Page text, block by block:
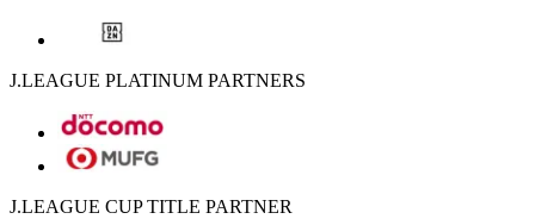
J.LEAGUE PLATINUM PARTNERS
J.LEAGUE CUP TITLE PARTNER